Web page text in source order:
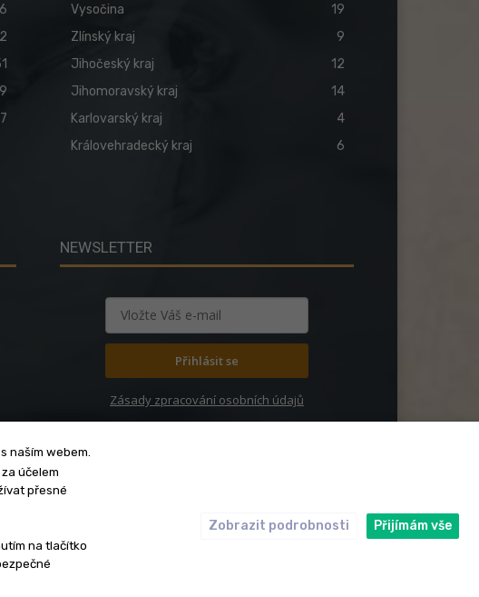
Vysočina
19
Zlínský kraj
9
Jihočeský kraj
12
Jihomoravský kraj
14
Karlovarský kraj
4
Královehradecký kraj
6
NEWSLETTER
Přihlásit se
Zásady zpracování osobních údajů
Etický kodex
autorská práva. Redakce InRybar.cz.
naším webem.
účelem
přesné
na tlačítko
Zobrazit podrobnosti Přijímám vše